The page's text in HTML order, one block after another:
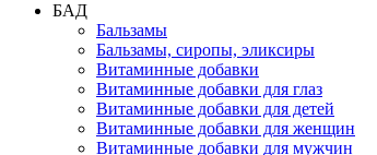
БАД
Бальзамы
Бальзамы, сиропы, эликсиры
Витаминные добавки
Витаминные добавки для глаз
Витаминные добавки для детей
Витаминные добавки для женщин
Витаминные добавки для мужчин